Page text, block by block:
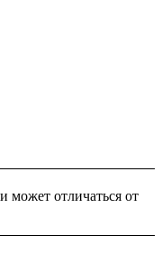
может отличаться от